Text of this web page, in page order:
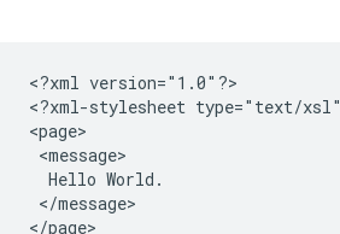
<?xml version="1.0"?>
<?xml-stylesheet type="text/xsl"
Hello
</message>